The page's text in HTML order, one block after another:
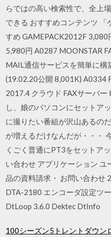
らではの高い検索性で、全上
できる おすすめコンテンツ
すめ GAMEPACK2012F
5,980円 A0287 MOONSTAR
MAIL通信サービスを簡単に構
(19.02.20公開 8,001K) A0334
2017.4 クラウド FAXサーバ
し、娘のパソコンにセットア
に撮りたい番組が沢山あるの
が増えるだけなんだが・・・
くごく普通にPT3をセットア
い合わせ アプリケーション ユ
品の資料請求・ お問い合わせ
DTA-2180 エンコーダ設定ツ
DtLoop 3.6.0 Dektec DtInfo
100シーズン5トレントダウン